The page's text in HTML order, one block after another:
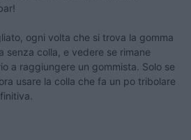
ogni volta che si trova la gomma
senza colla, e vedere se rimane
a raggiungere un gommista. Solo se
usare la colla che fa un po tribolare